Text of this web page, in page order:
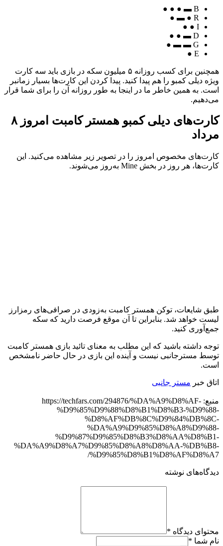
B
▬
● ● ●
R ●
▬
●
I ● ●
D
▬
● ●
G
▬
▬
●
E ●
همچنین برای کسب روزانه ۵ میلیون سکه‌ در بازی باید سه کارت
ویژه دیلی کمبو را هم پیدا کنید. پیدا کردن این کارت‌ها بسیار زمانبر
است. به همین خاطر ما در اینجا به ‌طور روزانه آن را برای شما قرار
می‌دهیم.
کارت‌های دیلی کمبو همستر کامبت امروز ۸
مرداد
کارت‌های مخصوص امروز را در تصویر زیر مشاهده می‌کنید. این
کارت‌ها، هر روز در بخش Mine به‌روز می‌شوند.
طبق شایعات، توکن همستر کامبت به‌زودی در صرافی‌های رمزارز
لیست خواهد شد. بنابراین تا آن موقع فرصت دارید که سکه
جمع‌آوری کنید.
توجه داشته باشید که این مطلب به معنای تائید بازی همستر کامبت
توسط مسترجانبی نیست و آینده این بازی در حال حاضر نامشخص
است.
اتاق خبر مستر جانبی
منبع: https://techfars.com/294876/%DA%A9%D8%AF-
%D9%85%D9%88%D8%B1%D8%B3-%D9%88-
%D8%AF%DB%8C%D9%84%DB%8C-
%DA%A9%D9%85%D8%A8%D9%88-
%D9%87%D9%85%D8%B3%D8%AA%D8%B1-
%DA%A9%D8%A7%D9%85%D8%A8%D8%AA-%DB%B8-
%D9%85%D8%B1%D8%AF%D8%A7/
دیدگاه‌های نوشته
محتوای دیدگاه *
نام شما *